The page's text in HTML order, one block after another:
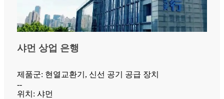
샤먼 상업 은행
제품군: 현열교환기, 신선 공기 공급 장치
--
위치: 샤먼